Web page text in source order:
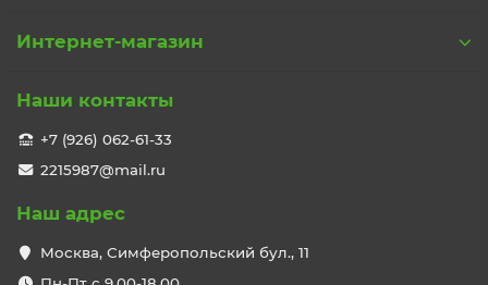
Интернет-магазин
Наши контакты
+7 (926) 062-61-33
2215987@mail.ru
Наш адрес
Москва, Симферопольский бул., 11